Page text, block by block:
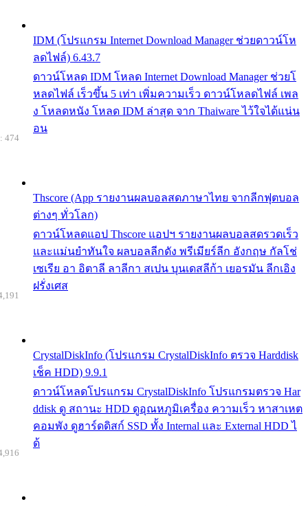
IDM (โปรแกรม Internet Download Manager ช่วยดาวน์โห
ลดไฟล์) 6.43.7
ดาวน์โหลด IDM โหลด Internet Download Manager ช่วยโ
หลดไฟล์ เร็วขึ้น 5 เท่า เพิ่มความเร็ว ดาวน์โหลดไฟล์ เพล
ง โหลดหนัง โหลด IDM ล่าสุด จาก Thaiware ไว้ใจได้แน่น
อน
Thscore (App รายงานผลบอลสดภาษาไทย จากลีกฟุตบอล
ต่างๆ ทั่วโลก)
ดาวน์โหลดแอป Thscore แอปฯ รายงานผลบอลสดรวดเร็ว
และแม่นยำทันใจ ผลบอลลีกดัง พรีเมียร์ลีก อังกฤษ กัลโช่
เซเรีย อา อิตาลี ลาลีกา สเปน บุนเดสลีก้า เยอรมัน ลีกเอิง
ฝรั่งเศส
474
CrystalDiskInfo (โปรแกรม CrystalDiskInfo ตรวจ Harddisk
เช็ค HDD) 9.9.1
ดาวน์โหลดโปรแกรม CrystalDiskInfo โปรแกรมตรวจ Har
ddisk ดู สถานะ HDD ดูอุณหภูมิเครื่อง ความเร็ว หาสาเหต
คอมพัง ดูฮาร์ดดิสก์ SSD ทั้ง Internal และ External HDD ไ
ด้